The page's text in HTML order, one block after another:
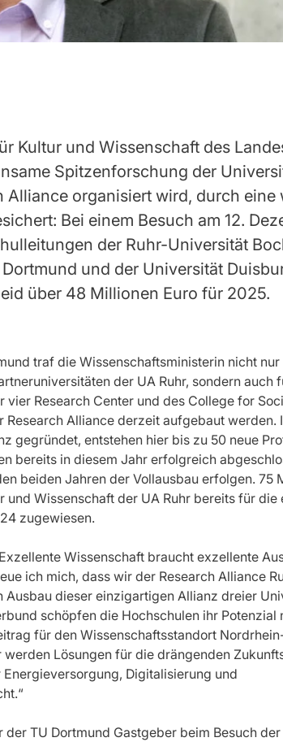
Kultur und Wissenschaft des
Spitzenforschung der
Alliance organisiert wird, durch eine
Bei einem Besuch am 12.
der Ruhr-Universität
und der Universität
über 48 Millionen Euro für 2025.
traf die Wissenschaftsministerin nicht nur
der UA Ruhr, sondern auch
Research Center und des College for
Research Alliance derzeit aufgebaut werden.
gegründet, entstehen hier bis zu 50 neue
bereits in diesem Jahr erfolgreich
beiden Jahren der Vollausbau erfolgen. 75
und Wissenschaft der UA Ruhr bereits für die
zugewiesen.
Wissenschaft braucht exzellente
ich mich, dass wir der Research Alliance
Ausbau dieser einzigartigen Allianz dreier
schöpfen die Hochschulen ihr Potenzial
für den Wissenschaftsstandort
Lösungen für die drängenden
Digitalisierung und
der TU Dortmund Gastgeber beim Besuch